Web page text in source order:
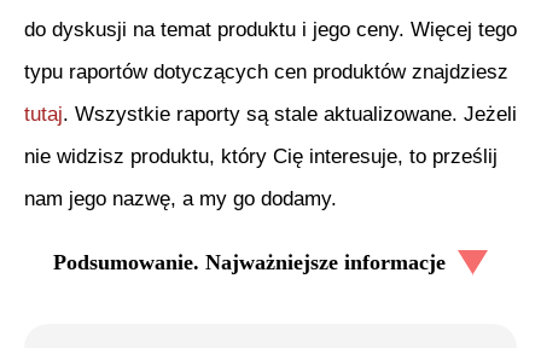
do dyskusji na temat produktu i jego ceny. Więcej tego
typu raportów dotyczących cen produktów znajdziesz
tutaj. Wszystkie raporty są stale aktualizowane. Jeżeli
nie widzisz produktu, który Cię interesuje, to prześlij
nam jego nazwę, a my go dodamy.
Podsumowanie. Najważniejsze informacje